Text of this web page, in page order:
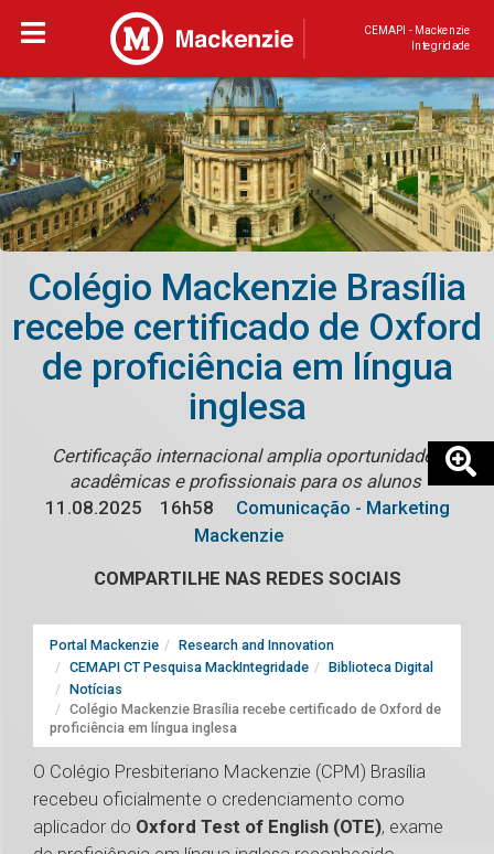
CEMAPI - Mackenzie
Integridade
Colégio Mackenzie Brasília
recebe certificado de Oxford
de proficiência em língua
inglesa
Certificação internacional amplia oportunidades
acadêmicas e profissionais para os alunos
11.08.2025
16h58
Comunicação - Marketing
Mackenzie
COMPARTILHE NAS REDES SOCIAIS
Portal Mackenzie
Research and Innovation
CEMAPI CT Pesquisa MackIntegridade
Biblioteca Digital
Notícias
Colégio Mackenzie Brasília recebe certificado de Oxford de
proficiência em língua inglesa
O Colégio Presbiteriano Mackenzie (CPM) Brasília
recebeu oficialmente o credenciamento como
aplicador do Oxford Test of English (OTE), exame